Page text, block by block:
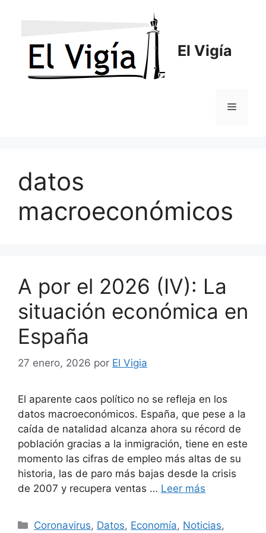
El Vigía
Menú
datos
macroeconómicos
A por el 2026 (IV): La
situación económica en
España
27 enero, 2026 por El Vigia
El aparente caos político no se refleja en los
datos macroeconómicos. España, que pese a la
caída de natalidad alcanza ahora su récord de
población gracias a la inmigración, tiene en este
momento las cifras de empleo más altas de su
historia, las de paro más bajas desde la crisis
de 2007 y recupera ventas … Leer más
Categorías
Coronavirus, Datos, Economía, Noticias,